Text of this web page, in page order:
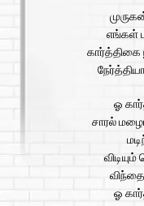
எங்கள்
கார்த்திகை
ஓ
சாரல்
விந்தை
ஓ